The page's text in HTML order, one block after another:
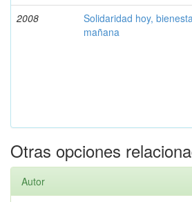
2008
Solidaridad hoy,
mañana
Otras opciones
Autor